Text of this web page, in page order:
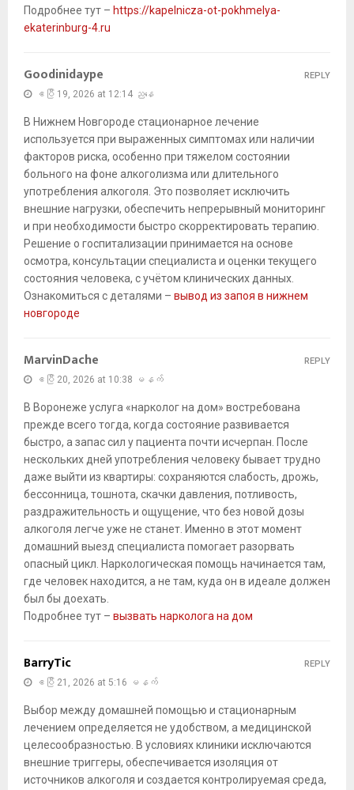
Подробнее тут – https://kapelnicza-ot-pokhmelya-
ekaterinburg-4.ru
Goodinidaype
ဧပြီ 19, 2026 at 12:14 ညနေ
В Нижнем Новгороде стационарное лечение
используется при выраженных симптомах или наличии
факторов риска, особенно при тяжелом состоянии
больного на фоне алкоголизма или длительного
употребления алкоголя. Это позволяет исключить
внешние нагрузки, обеспечить непрерывный мониторинг
и при необходимости быстро скорректировать терапию.
Решение о госпитализации принимается на основе
осмотра, консультации специалиста и оценки текущего
состояния человека, с учётом клинических данных.
Ознакомиться с деталями – вывод из запоя в нижнем
новгороде
REPLY
MarvinDache
ဧပြီ 20, 2026 at 10:38 မနက်
В Воронеже услуга «нарколог на дом» востребована
прежде всего тогда, когда состояние развивается
быстро, а запас сил у пациента почти исчерпан. После
нескольких дней употребления человеку бывает трудно
даже выйти из квартиры: сохраняются слабость, дрожь,
бессонница, тошнота, скачки давления, потливость,
раздражительность и ощущение, что без новой дозы
алкоголя легче уже не станет. Именно в этот момент
домашний выезд специалиста помогает разорвать
опасный цикл. Наркологическая помощь начинается там,
где человек находится, а не там, куда он в идеале должен
был бы доехать.
Подробнее тут – вызвать нарколога на дом
REPLY
BarryTic
ဧပြီ 21, 2026 at 5:16 မနက်
Выбор между домашней помощью и стационарным
лечением определяется не удобством, а медицинской
целесообразностью. В условиях клиники исключаются
внешние триггеры, обеспечивается изоляция от
источников алкоголя и создается контролируемая среда,
REPLY